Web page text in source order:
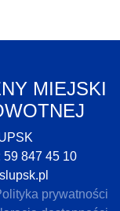
MIEJSKI
59 847 45 10
prywatności